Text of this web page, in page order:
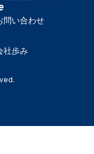
問い合わせ
社歩み